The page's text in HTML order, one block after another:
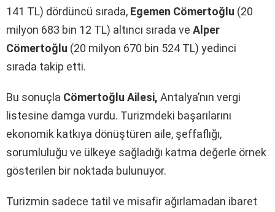
141 TL) dördüncü sırada, Egemen Cömertoğlu (20
milyon 683 bin 12 TL) altıncı sırada ve Alper
Cömertoğlu (20 milyon 670 bin 524 TL) yedinci
sırada takip etti.
Bu sonuçla Cömertoğlu Ailesi, Antalya’nın vergi
listesine damga vurdu. Turizmdeki başarılarını
ekonomik katkıya dönüştüren aile, şeffaflığı,
sorumluluğu ve ülkeye sağladığı katma değerle örnek
gösterilen bir noktada bulunuyor.
Turizmin sadece tatil ve misafir ağırlamadan ibaret